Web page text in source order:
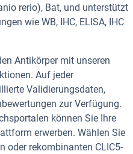
rerio), Bat, und unterstützt
wie WB, IHC, ELISA, IHC
Antikörper mit unseren
Auf jeder
Validierungsdaten,
zur Verfügung.
können Sie Ihre
erwerben. Wählen Sie
oder rekombinanten CLIC5-